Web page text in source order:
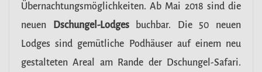
Übernachtungsmöglichkeiten. Ab Mai 2018 sind die
neuen
Dschungel-Lodgesbuchbar. Die 50 neuen
Lodges sind gemütliche Podhäuser auf einem neu
gestalteten Areal am Rande der Dschungel-Safari.